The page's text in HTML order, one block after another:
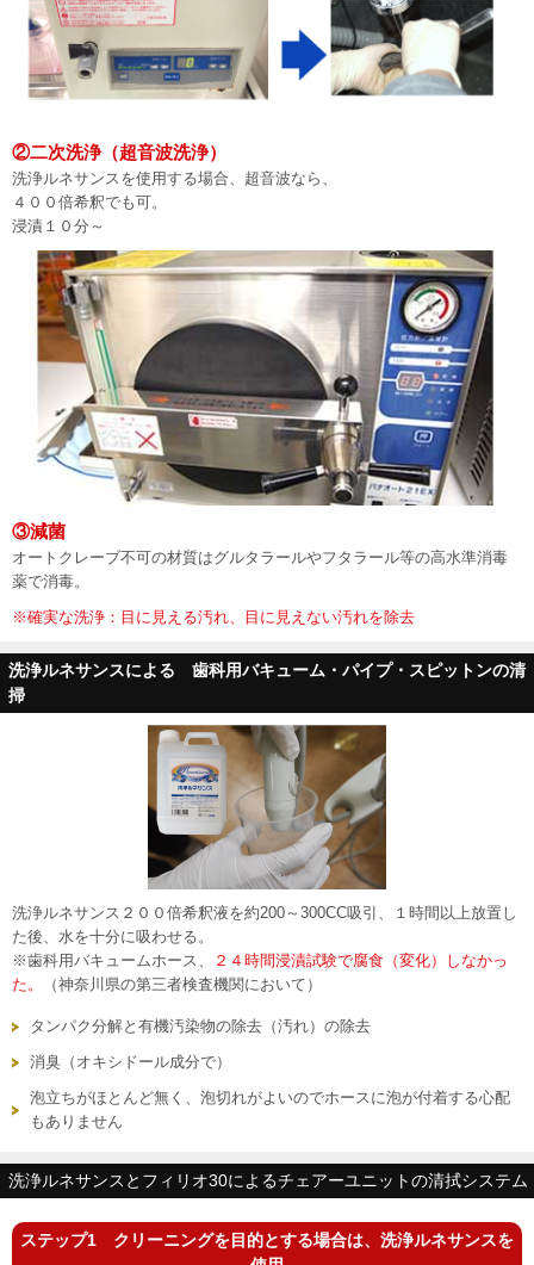
②二次洗浄（超音波洗浄）
洗浄ルネサンスを使用する場合、超音波なら、
４００倍希釈でも可。
浸漬１０分～
③減菌
オートクレーブ不可の材質はグルタラールやフタラール等の高水準消毒
薬で消毒。
※確実な洗浄：目に見える汚れ、目に見えない汚れを除去
洗浄ルネサンスによる 歯科用バキューム・パイプ・スピットンの清
掃
洗浄ルネサンス２００倍希釈液を約200～300CC吸引、１時間以上放置し
た後、水を十分に吸わせる。
※歯科用バキュームホース、
２４時間浸漬試験で腐食（変化）しなかっ
た。
（神奈川県の第三者検査機関において）
タンパク分解と有機汚染物の除去（汚れ）の除去
消臭（オキシドール成分で）
泡立ちがほとんど無く、泡切れがよいのでホースに泡が付着する心配
もありません
洗浄ルネサンスとフィリオ30によるチェアーユニットの清拭システム
ステップ1
クリーニングを目的とする場合は、洗浄ルネサンスを